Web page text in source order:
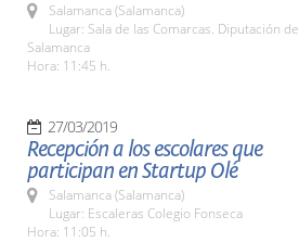
Salamanca (Salamanca)
Lugar: Sala de las Comarcas. Diputación de
Salamanca
Hora: 11:45 h.
27/03/2019
Recepción a los escolares que
participan en Startup Olé
Salamanca (Salamanca)
Lugar: Escaleras Colegio Fonseca
Hora: 11:05 h.